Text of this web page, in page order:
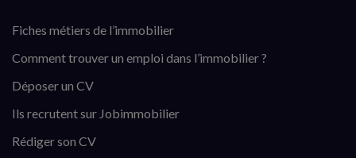
Fiches métiers de l’immobilier
Comment trouver un emploi dans l’immobilier ?
Déposer un CV
Ils recrutent sur Jobimmobilier
Rédiger son CV